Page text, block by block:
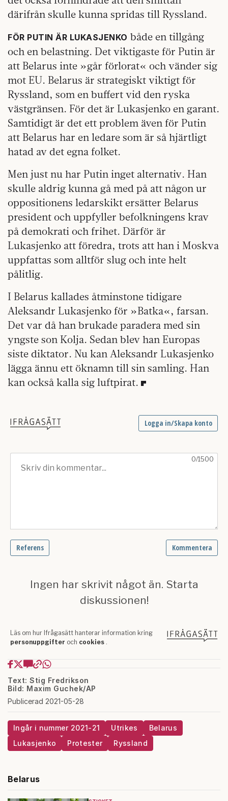
därifrån skulle kunna spridas till Ryssland.
FÖR PUTIN ÄR LUKASJENKO både en tillgång
och en belastning. Det viktigaste för Putin är
att Belarus inte »går förlorat« och vänder sig
mot EU. Belarus är strategiskt viktigt för
Ryssland, som en buffert vid den ryska
västgränsen. För det är Lukasjenko en garant.
Samtidigt är det ett problem även för Putin
att Belarus har en ledare som är så hjärtligt
hatad av det egna folket.
Men just nu har Putin inget alternativ. Han
skulle aldrig kunna gå med på att någon ur
oppositionens ledarskikt ersätter Belarus
president och uppfyller befolkningens krav
på demokrati och frihet. Därför är
Lukasjenko att föredra, trots att han i Moskva
uppfattas som alltför slug och inte helt
pålitlig.
I Belarus kallades åtminstone tidigare
Aleksandr Lukasjenko för »Batka«, farsan.
Det var då han brukade paradera med sin
yngste son Kolja. Sedan blev han Europas
siste diktator. Nu kan Aleksandr Lukasjenko
lägga ännu ett öknamn till sin samling. Han
kan också kalla sig luft­pirat.
Text: Stig Fredrikson
Bild: Maxim Guchek/AP
Publicerad 2021-05-28
Ingår i nummer 2021-21 Utrikes
Belarus
Lukasjenko
Protester Ryssland
Belarus